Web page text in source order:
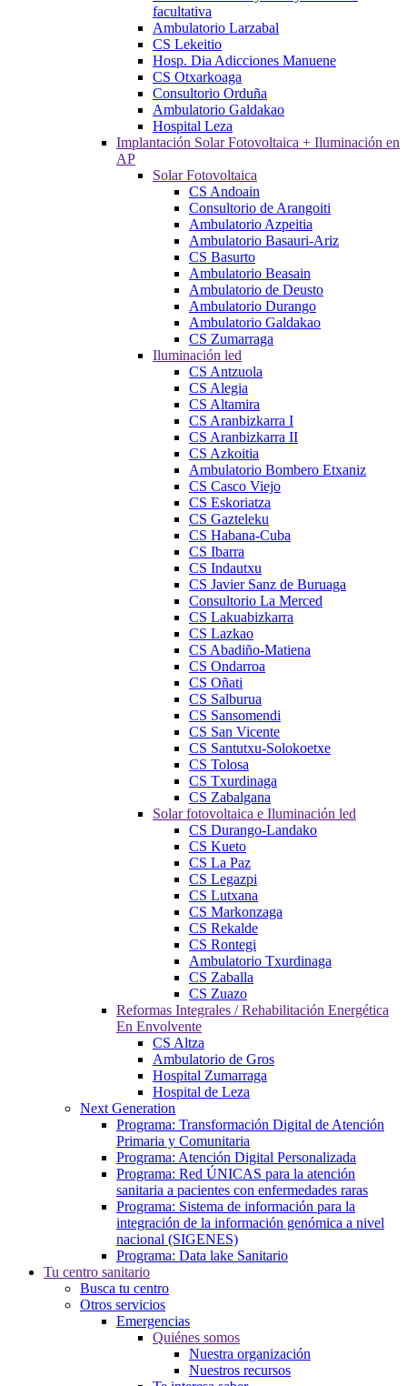
facultativa
Ambulatorio Larzabal
CS Lekeitio
Hosp. Dia Adicciones Manuene
CS Otxarkoaga
Consultorio Orduña
Ambulatorio Galdakao
Hospital Leza
Implantación Solar Fotovoltaica + Iluminación en
AP
Solar Fotovoltaica
CS Andoain
Consultorio de Arangoiti
Ambulatorio Azpeitia
Ambulatorio Basauri-Ariz
CS Basurto
Ambulatorio Beasain
Ambulatorio de Deusto
Ambulatorio Durango
Ambulatorio Galdakao
CS Zumarraga
Iluminación led
CS Antzuola
CS Alegia
CS Altamira
CS Aranbizkarra I
CS Aranbizkarra II
CS Azkoitia
Ambulatorio Bombero Etxaniz
CS Casco Viejo
CS Eskoriatza
CS Gazteleku
CS Habana-Cuba
CS Ibarra
CS Indautxu
CS Javier Sanz de Buruaga
Consultorio La Merced
CS Lakuabizkarra
CS Lazkao
CS Abadiño-Matiena
CS Ondarroa
CS Oñati
CS Salburua
CS Sansomendi
CS San Vicente
CS Santutxu-Solokoetxe
CS Tolosa
CS Txurdinaga
CS Zabalgana
Solar fotovoltaica e Iluminación led
CS Durango-Landako
CS Kueto
CS La Paz
CS Legazpi
CS Lutxana
CS Markonzaga
CS Rekalde
CS Rontegi
Ambulatorio Txurdinaga
CS Zaballa
CS Zuazo
Reformas Integrales / Rehabilitación Energética
En Envolvente
CS Altza
Ambulatorio de Gros
Hospital Zumarraga
Hospital de Leza
Next Generation
Programa: Transformación Digital de Atención
Primaria y Comunitaria
Programa: Atención Digital Personalizada
Programa: Red ÚNICAS para la atención
sanitaria a pacientes con enfermedades raras
Programa: Sistema de información para la
integración de la información genómica a nivel
nacional (SIGENES)
Programa: Data lake Sanitario
Tu centro sanitario
Busca tu centro
Otros servicios
Emergencias
Quiénes somos
Nuestra organización
Nuestros recursos